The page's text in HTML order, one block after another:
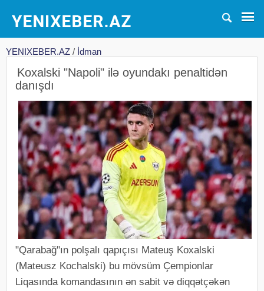
YENIXEBER.AZ / İdman
Koxalski "Napoli" ilə oyundakı penaltidən
danışdı
"Qarabağ"ın polşalı qapıçısı Mateuş Koxalski
(Mateusz Kochalski) bu mövsüm Çempionlar
Liqasında komandasının ən sabit və diqqətçəkən